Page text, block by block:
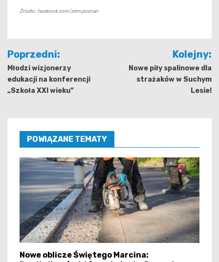
Źródło: facebook.com/zdm.poznan
Nawigacja
wpisu
Poprzedni:
Młodzi wizjonerzy
edukacji na konferencji
„Szkoła XXI wieku”
Kolejny:
Nowe piły spalinowe dla
strażaków w Suchym
Lesie!
POWIĄZANE TEMATY
Nowe oblicze Świętego Marcina: